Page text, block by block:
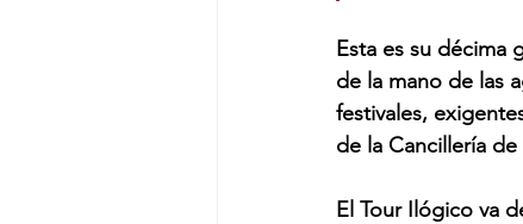
Esta es su décima
de la mano de las
festivales,
de la Cancillería
El Tour Ilógico va